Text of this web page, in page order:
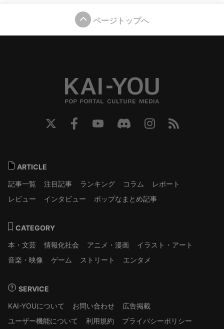
ページトップへ
ARTICLE
記事一覧
注目記事 ランキング コラム
レポート
レビュー
インタビュー ポップなまとめ記事
CATEGORY
本・文芸
情報化社会 アニメ・漫画
イラスト・アート
音楽・映像
ゲーム ストリート エンタメ
SERVICE
KAI-YOUについて
お問い合わせ
広告掲載
ユーザー機能について
利用規約 プライバシーポリシー